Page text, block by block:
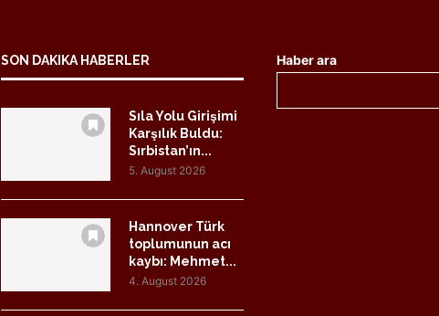
SON DAKIKA HABERLER
Sıla Yolu Girişimi
Karşılık Buldu:
Sırbistan’ın...
5. August 2026
Hannover Türk
toplumunun acı
kaybı: Mehmet...
4. August 2026
Haber ara